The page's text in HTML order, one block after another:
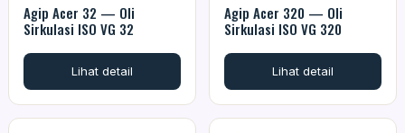
Agip Acer 32 — Oli
Sirkulasi ISO VG 32
Lihat detail
Agip Acer 320 — Oli
Sirkulasi ISO VG 320
Lihat detail